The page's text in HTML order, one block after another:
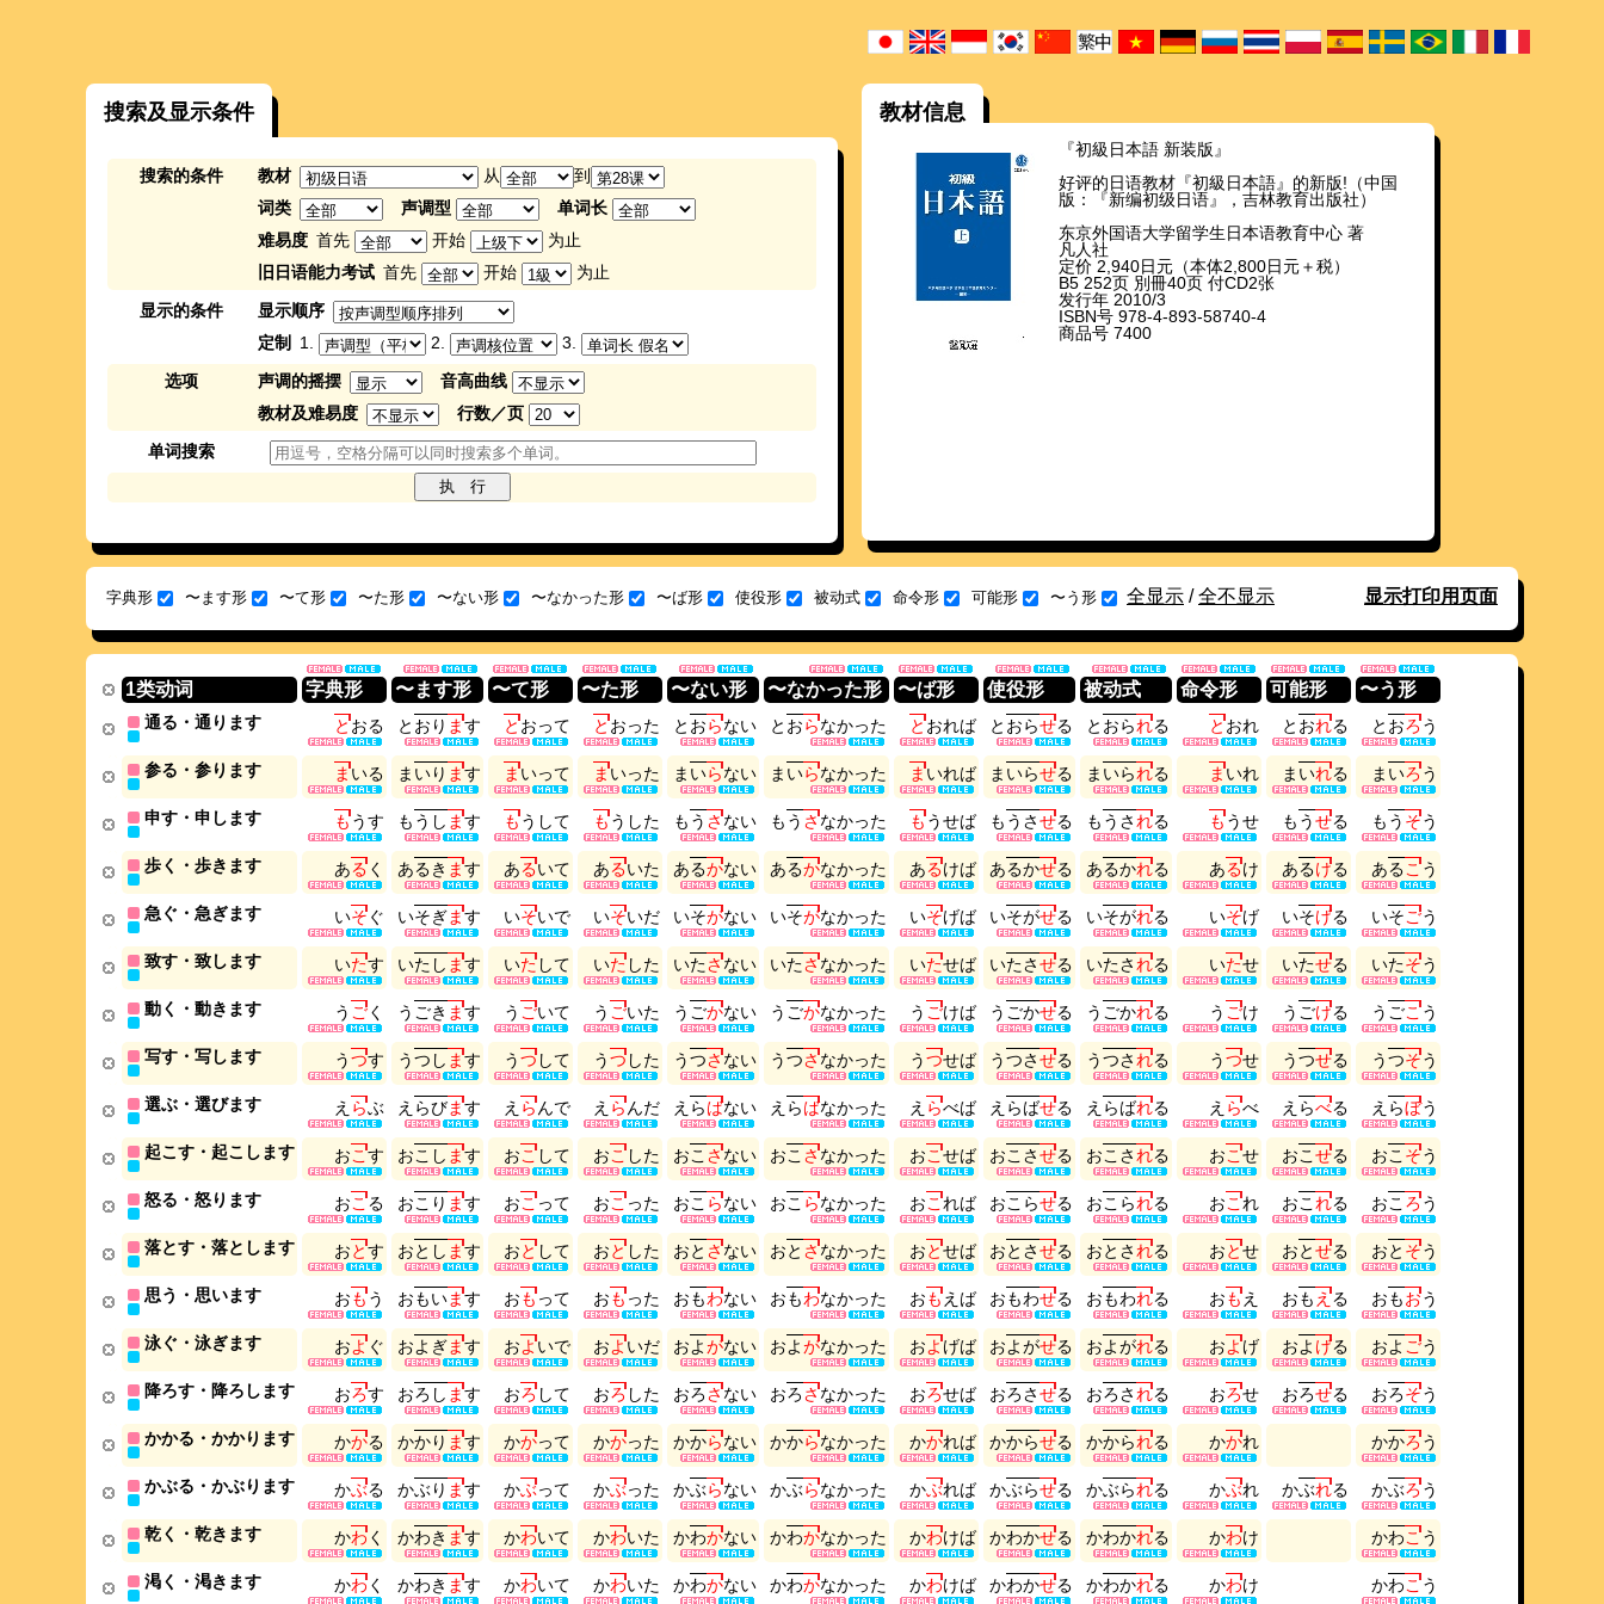
搜索及显示条件
搜索的条件 教材 从
到
词类
声调型
单词长
难易度 首先 开始
为止
旧日语能力考试 首先 开始
为止
显示的条件
显示顺序
定制
1. 2.
3.
选项
声调的摇摆
音高曲线
教材及难易度
行数／页
单词搜索
教材信息
『初級日本語 新装版』
好评的日语教材『初級日本語』的新版!（中国
版：『新编初级日语』，吉林教育出版社）
东京外国语大学留学生日本语教育中心 著
凡人社
定价 2,940日元（本体2,800日元＋税）
B5 252页 別冊40页 付CD2张
发行年 2010/3
ISBN号 978-4-893-58740-4
商品号 7400
字典形 〜ます形 〜て形 〜た形 〜ない形 〜なかった形 〜ば形 使役形 被动式 命令形 可能形 〜う形 全显示 /全不显示 显示打印用页面
1类动词 字典形 〜ます形 〜て形 〜た形 〜ない形 〜なかった形 〜ば形 使役形 被动式 命令形 可能形 〜う形
通る・通ります とおる と お り ます とおって とおった と おらない と おらなかった とおれば と おらせる と おられる とおれ と おれる と おろう
参る・参ります まいる ま いり ます まいって まいった ま いらない ま いらなかった まいれば ま いらせる ま いられる まいれ ま いれる ま いろう
申す・申します もうす も う し ます もう して もう した も う さない も う さなかった もうせば も う させる も う される もうせ も うせる も う そう
歩く・歩きます あるく あるき ます あるいて あるいた あるかない あるかなかった あるけば あるかせる あるかれる あるけ あるける あるこう
急ぐ・急ぎます いそぐ いそぎます いそいで いそいだ いそがない いそがなかった いそげば いそがせる いそがれる いそげ いそげる いそごう
致す・致します いたす いた し ます いたして いたした いたさない いたさなかった いたせば いたさせる いたされる いたせ いたせる いたそう
動く・動きます う ごく う ごき ます う ごいて う ごいた う ごかない う ごかなかった う ごけば う ごかせる う ごかれる う ごけ う ごける う ごこう
写す・写します うつす うつ し ます うつして うつした うつさない うつさなかった うつせば うつさせる うつされる うつせ うつせる うつそう
選ぶ・選びます え らぶ え らびます え らんで え らんだ え らばない え らばなかった え らべば え らばせる え らばれる え らべ え らべる え らぼう
起こす・起こします おこす おこ し ます おこして おこした おこ さない おこ さなかった おこせば おこ させる おこ される おこせ おこ せる おこ そう
怒る・怒ります おこる おこ り ます おこって おこった おこ らない おこ らなかった おこれば おこ らせる おこ られる おこれ おこ れる おこ ろう
落とす・落とします おとす おと し ます おとして おとした おと さない おと さなかった おとせば おと させる おと される おとせ おとせる おと そう
思う・思います おもう おもいます おもって おもった おもわない おもわなかった おもえ ば おもわせる おもわれる おもえ おも える おもおう
泳ぐ・泳ぎます およぐ およ ぎます およいで およいだ およがない およがなかった およげば およがせる およがれる およげ およ げる およ ごう
降ろす・降ろします おろす おろ し ます おろして おろした おろさない おろさなかった おろせば おろさせる おろされる おろせ おろせる おろそう
かかる・かかります かかる かかり ます かかって かかった かからない かからなかった かかれば かからせる かかられる かかれ かかろう
かぶる・かぶります かぶる かぶ り ます かぶって かぶった かぶらない かぶらなかった かぶれば かぶらせる かぶられる かぶれ かぶれる かぶろう
乾く・乾きます かわく かわき ます かわいて かわいた かわかない かわかなかった かわけば かわかせる かわかれる かわけ かわこう
渇く・渇きます かわく かわき ます かわいて かわいた かわかない かわかなかった かわけば かわかせる かわかれる かわけ かわこう